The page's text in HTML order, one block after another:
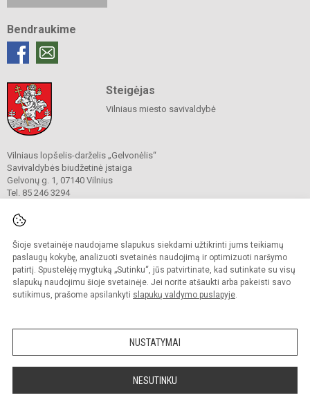
Šioje svetainėje naudojame slapukus siekdami užtikrinti jums teikiamų
paslaugų kokybę, analizuoti svetainės naudojimą ir optimizuoti naršymo
patirtį. Spustelėję mygtuką „Sutinku“, jūs patvirtinate, kad sutinkate su visų
slapukų naudojimu šioje svetainėje. Jei norite atšaukti arba pakeisti savo
sutikimus, prašome apsilankyti slapukų valdymo puslapyje.
NUSTATYMAI
NESUTINKU
Bendraukime
Steigėjas
Vilniaus miesto savivaldybė
Vilniaus lopšelis-darželis „Gelvonėlis“
Savivaldybės biudžetinė įstaiga
Gelvonų g. 1, 07140 Vilnius
Tel. 85 246 3294
El. p.
El. p.
Duomenys kaupiami ir saugomi
Juridinių asmenų registre
Įmonės kodas 290031830
Kopijuoti turinį be raštiško administracijos sutikimo griežtai draudžiama.
Prieinamumo paraiška Slapukų valdymas
Sumanus būdas atnaujinti